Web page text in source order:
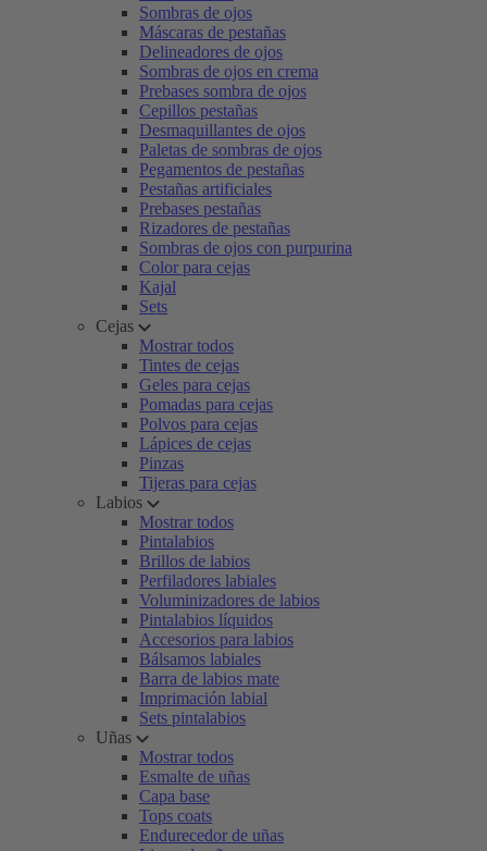
Sombras de ojos
Máscaras de pestañas
Delineadores de ojos
Sombras de ojos en crema
Prebases sombra de ojos
Cepillos pestañas
Desmaquillantes de ojos
Paletas de sombras de ojos
Pegamentos de pestañas
Pestañas artificiales
Prebases pestañas
Rizadores de pestañas
Sombras de ojos con purpurina
Color para cejas
Kajal
Sets
Cejas
Mostrar todos
Tintes de cejas
Geles para cejas
Pomadas para cejas
Polvos para cejas
Lápices de cejas
Pinzas
Tijeras para cejas
Labios
Mostrar todos
Pintalabios
Brillos de labios
Perfiladores labiales
Voluminizadores de labios
Pintalabios líquidos
Accesorios para labios
Bálsamos labiales
Barra de labios mate
Imprimación labial
Sets pintalabios
Uñas
Mostrar todos
Esmalte de uñas
Capa base
Tops coats
Endurecedor de uñas